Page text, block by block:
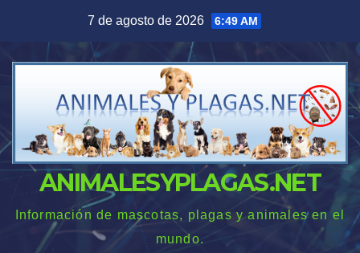
contenido
7 de agosto de 2026 6:49 AM
ANIMALESYPLAGAS.NET
Información de mascotas, plagas y animales en el
mundo.